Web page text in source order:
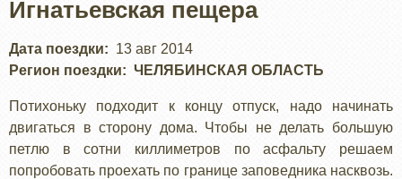
Игнатьевская пещера
Дата поездки
13 авг 2014
Регион поездки
ЧЕЛЯБИНСКАЯ ОБЛАСТЬ
Потихоньку подходит к концу отпуск, надо начинать
двигаться в сторону дома. Чтобы не делать большую
петлю в сотни киллиметров по асфальту решаем
попробовать проехать по границе заповедника насквозь.